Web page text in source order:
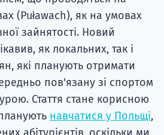
(Puławach), як на умовах
зайнятості. Новий
як локальних, так і
які планують отримати
пов'язану зі спортом
Стаття стане корисною
навчатися у Польщі,